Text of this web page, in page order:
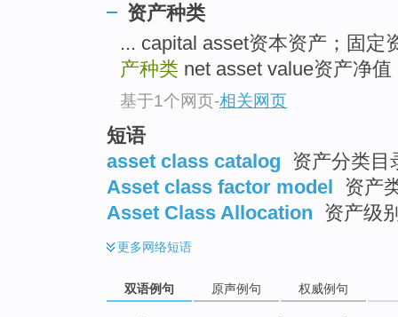
资产种类
... capital asset资本资产；固定
产种类 net asset value资产净
基于1个网页-相关网页
短语
asset class catalog 资产分类目
Asset class factor model 资产
Asset Class Allocation 资产级
更多网络短语
双语例句 原声例句 权威例句